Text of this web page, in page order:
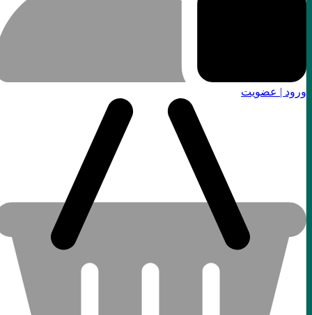
ورود | عضویت